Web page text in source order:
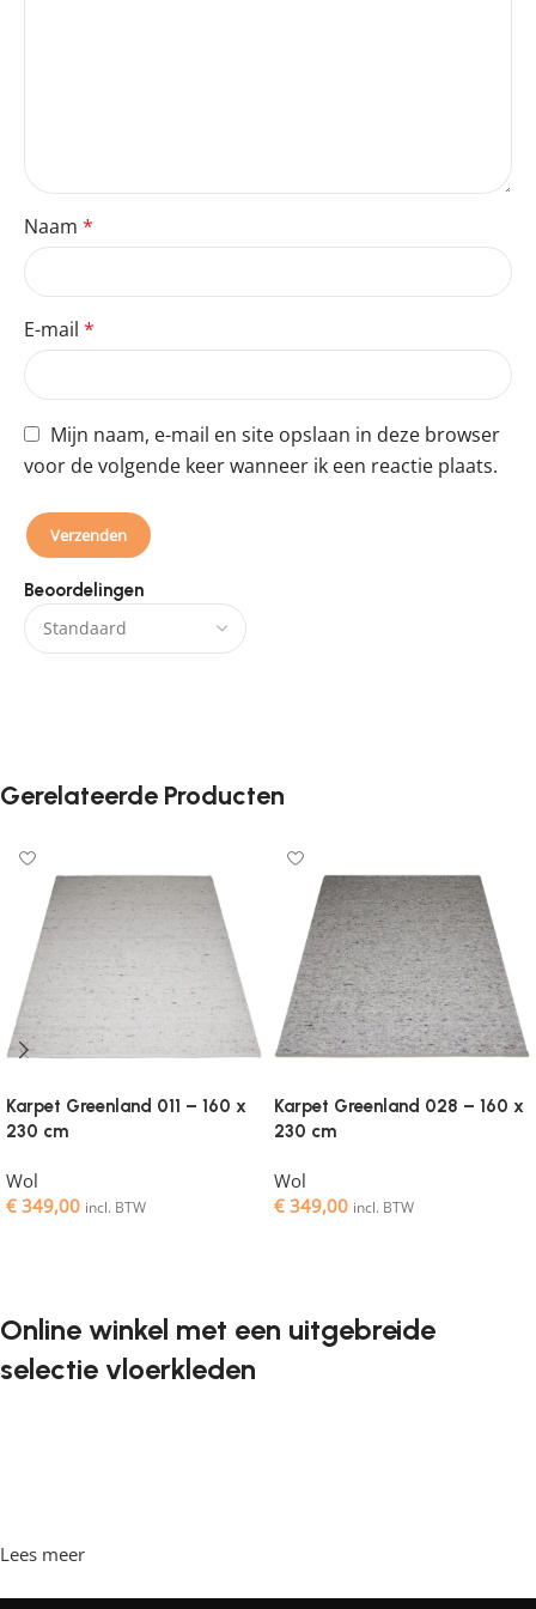
Beoordelingen
Naam *
E-mail *
Mijn naam, e-mail en site opslaan in deze browser
voor de volgende keer wanneer ik een reactie plaats.
Gerelateerde Producten
Karpet Greenland 011 – 160 x
230 cm
Wol
€ 349,00 incl. BTW
Karpet Greenland 028 – 160 x
230 cm
Wol
€ 349,00 incl. BTW
Online winkel met een uitgebreide
selectie vloerkleden
bestellen in een online winkel, waar ze in hun vrije tijd
achter de computer kunnen zitten, de vloerkleden kunnen
bekijken en rustig kunnen kiezen wat ze leuk vinden. Onze
Lees meer